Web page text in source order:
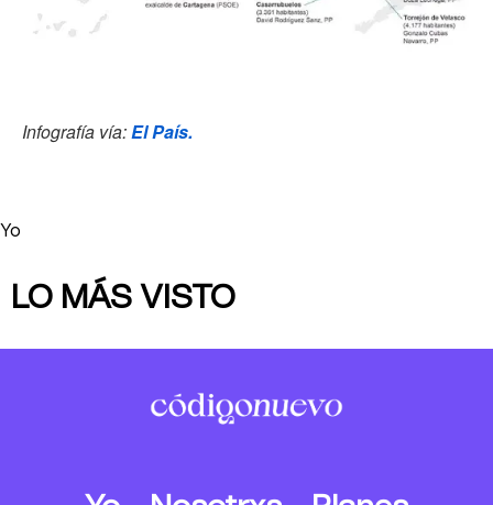
Infografía vía:El País.
Yo
LO MÁS VISTO